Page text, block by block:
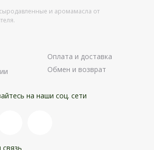
и аромамасла от
Оплата и доставка
Обмен и возврат
на наши соц. сети